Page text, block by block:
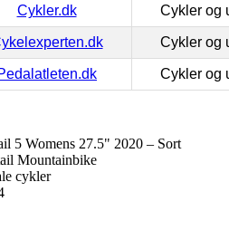
Cykler.dk Cykler og
Cykler og
Cykler og
5 Womens 27.5" 2020 – Sort
Mountainbike
cykler